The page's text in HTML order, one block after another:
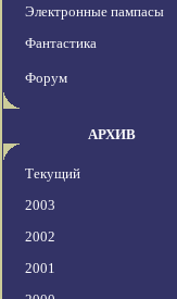
Электронные пампасы
Фантастика
Форум
АРХИВ
Текущий
2003
2002
2001